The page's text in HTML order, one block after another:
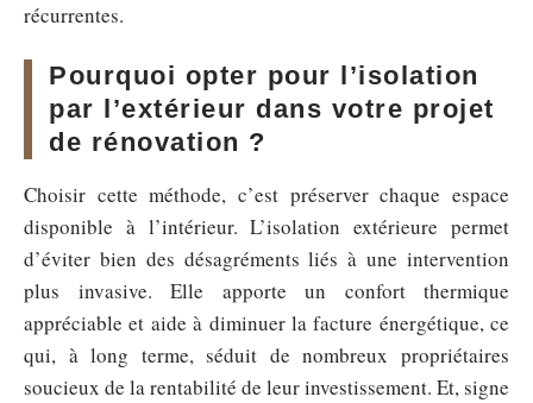
récurrentes.
Pourquoi opter pour l’isolation
par l’extérieur dans votre projet
de rénovation ?
Choisir cette méthode, c’est préserver chaque espace
disponible à l’intérieur. L’isolation extérieure permet
d’éviter bien des désagréments liés à une intervention
plus invasive. Elle apporte un confort thermique
appréciable et aide à diminuer la facture énergétique, ce
qui, à long terme, séduit de nombreux propriétaires
soucieux de la rentabilité de leur investissement. Et, signe